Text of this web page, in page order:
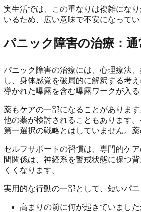
実生活では、この重なりは複雑にな
いるため、広い意味で不安になって
パニック障害の治療：通
パニック障害の治療には、心理療法
し、身体感覚を破局的に解釈する考
導かれた曝露を含む曝露ワークが入る
薬もケアの一部になることがありま
他の薬が検討されることもあります
第一選択の戦略とはしていません。
セルフサポートの習慣は、専門的ケ
間関係は、神経系を警戒状態に保つ
くくなります。
実用的な行動の一部として、短いパ
高まりの前に何が起きていました